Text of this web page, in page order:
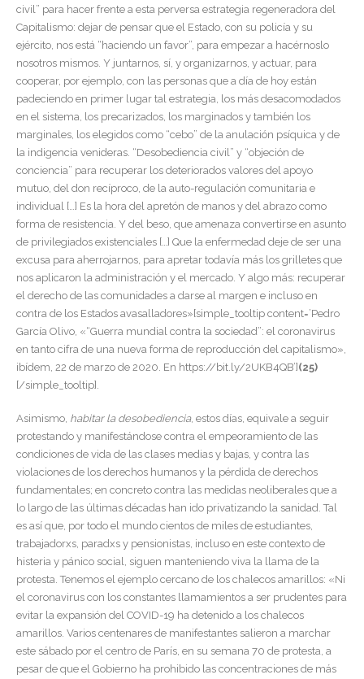
civil” para hacer frente a esta perversa estrategia regeneradora del
Capitalismo: dejar de pensar que el Estado, con su policía y su
ejército, nos está “haciendo un favor”, para empezar a hacérnoslo
nosotros mismos. Y juntarnos, sí, y organizarnos, y actuar, para
cooperar, por ejemplo, con las personas que a día de hoy están
padeciendo en primer lugar tal estrategia, los más desacomodados
en el sistema, los precarizados, los marginados y también los
marginales, los elegidos como “cebo” de la anulación psíquica y de
la indigencia venideras. “Desobediencia civil” y “objeción de
conciencia” para recuperar los deteriorados valores del apoyo
mutuo, del don recíproco, de la auto-regulación comunitaria e
individual […] Es la hora del apretón de manos y del abrazo como
forma de resistencia. Y del beso, que amenaza convertirse en asunto
de privilegiados existenciales […] Que la enfermedad deje de ser una
excusa para aherrojarnos, para apretar todavía más los grilletes que
nos aplicaron la administración y el mercado. Y algo más: recuperar
el derecho de las comunidades a darse al margen e incluso en
contra de los Estados avasalladores»[simple_tooltip content=’Pedro
García Olivo, «“Guerra mundial contra la sociedad”: el coronavirus
en tanto cifra de una nueva forma de reproducción del capitalismo»,
ibídem, 22 de marzo de 2020. En https://bit.ly/2UKB4QB’] (25)
[/simple_tooltip].
Asimismo, habitar la desobediencia, estos días, equivale a seguir
protestando y manifestándose contra el empeoramiento de las
condiciones de vida de las clases medias y bajas, y contra las
violaciones de los derechos humanos y la pérdida de derechos
fundamentales; en concreto contra las medidas neoliberales que a
lo largo de las últimas décadas han ido privatizando la sanidad. Tal
es así que, por todo el mundo cientos de miles de estudiantes,
trabajadorxs, paradxs y pensionistas, incluso en este contexto de
histeria y pánico social, siguen manteniendo viva la llama de la
protesta. Tenemos el ejemplo cercano de los chalecos amarillos: «Ni
el coronavirus con los constantes llamamientos a ser prudentes para
evitar la expansión del COVID-19 ha detenido a los chalecos
amarillos. Varios centenares de manifestantes salieron a marchar
este sábado por el centro de París, en su semana 70 de protesta, a
pesar de que el Gobierno ha prohibido las concentraciones de más